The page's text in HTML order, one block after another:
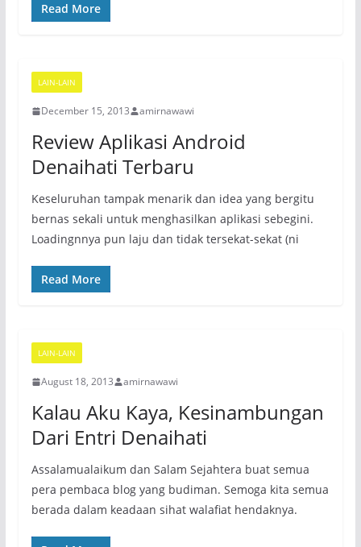
Read More
LAIN-LAIN
December 15, 2013 amirnawawi
Review Aplikasi Android
Denaihati Terbaru
Keseluruhan tampak menarik dan idea yang bergitu
bernas sekali untuk menghasilkan aplikasi sebegini.
Loadingnnya pun laju dan tidak tersekat-sekat (ni
Read More
LAIN-LAIN
August 18, 2013 amirnawawi
Kalau Aku Kaya, Kesinambungan
Dari Entri Denaihati
Assalamualaikum dan Salam Sejahtera buat semua
pera pembaca blog yang budiman. Semoga kita semua
berada dalam keadaan sihat walafiat hendaknya.